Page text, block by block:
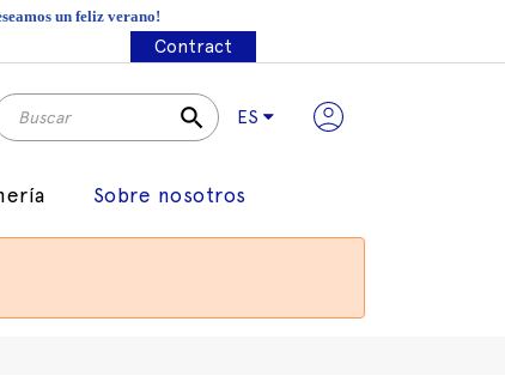
un feliz verano!
Contract
search ES
Sobre nosotros